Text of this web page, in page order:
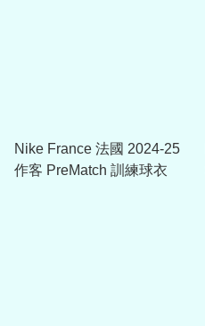
Nike France 法國 2024-25
作客 PreMatch 訓練球衣